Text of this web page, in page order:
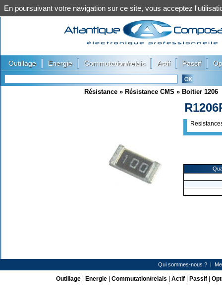
Outillage Energie Commutation/relais Actif Passif
Résistance » Résistance CMS » Boitier 1206
Qui sommes-nous ? |
Outillage| Energie| Commutation/relais Actif| Passif|
En poursuivant votre navigation sur ce site, vous acceptez